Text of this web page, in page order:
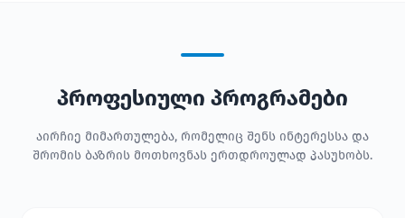
პროფესიული პროგრამები
აირჩიე მიმართულება, რომელიც შენს ინტერესსა და
შრომის ბაზრის მოთხოვნას ერთდროულად პასუხობს.